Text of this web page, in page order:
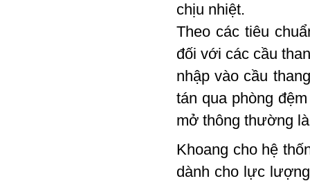
chịu nhiệt.
Theo các tiêu
đối với các cầu
nhập vào cầu
tán qua phòng
mở thông thường
Khoang cho hệ
dành cho lực